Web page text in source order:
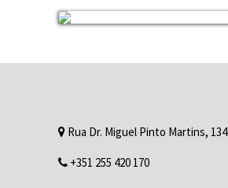
Rua Dr. Miguel Pinto Martins, 134
+351 255 420 170